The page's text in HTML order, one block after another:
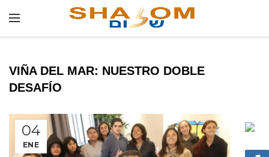
VIÑA DEL MAR: NUESTRO DOBLE
DESAFÍO
04
ENE